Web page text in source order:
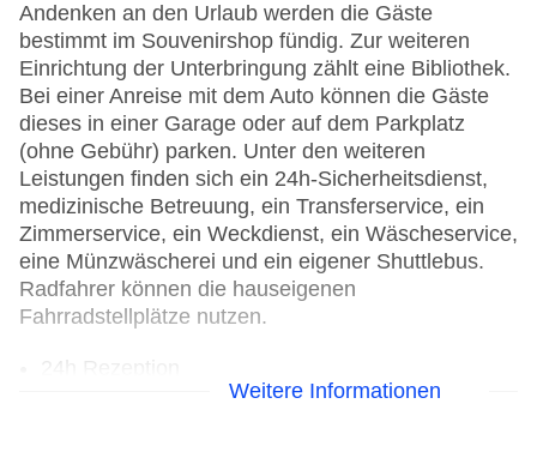
Andenken an den Urlaub werden die Gäste
bestimmt im Souvenirshop fündig. Zur weiteren
Einrichtung der Unterbringung zählt eine Bibliothek.
Bei einer Anreise mit dem Auto können die Gäste
dieses in einer Garage oder auf dem Parkplatz
(ohne Gebühr) parken. Unter den weiteren
Leistungen finden sich ein 24h-Sicherheitsdienst,
medizinische Betreuung, ein Transferservice, ein
Zimmerservice, ein Weckdienst, ein Wäscheservice,
eine Münzwäscherei und ein eigener Shuttlebus.
Radfahrer können die hauseigenen
Fahrradstellplätze nutzen.
Weitere Informationen